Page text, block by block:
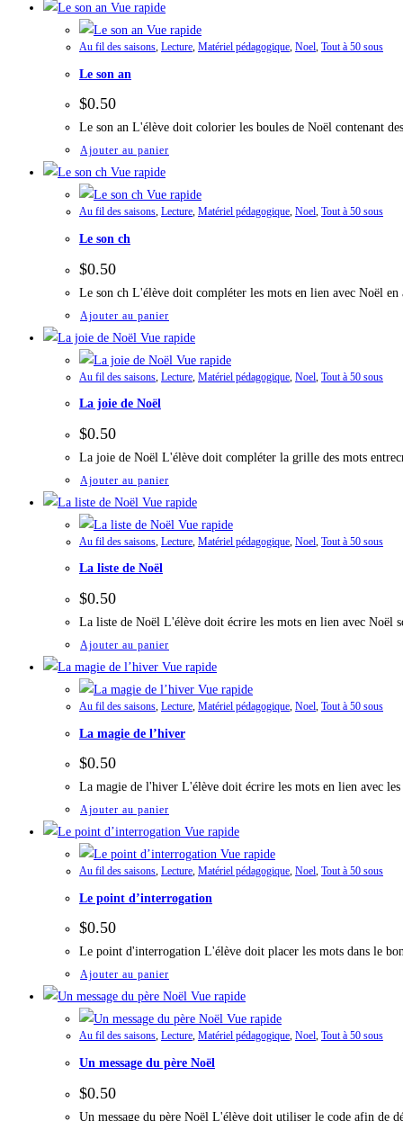
Vue rapide
Vue rapide
Au fil des saisons, Lecture, Matériel pédagogique, Noel, Tout à 50 sous
Le son an
$0.50
Le son an L'élève doit colorier les boules de Noël contenant
Ajouter au panier
Vue rapide
Vue rapide
Au fil des saisons, Lecture, Matériel pédagogique, Noel, Tout à 50 sous
Le son ch
$0.50
Le son ch L'élève doit compléter les mots en lien avec Noël
Ajouter au panier
Vue rapide
Vue rapide
Au fil des saisons Lecture Matériel pédagogique Noel Tout à 50 sous
La joie de Noël
$0.50
La joie de Noël L'élève doit compléter la grille des mots
Ajouter au panier
Vue rapide
Vue rapide
Au fil des saisons Lecture Matériel pédagogique Noel Tout à 50 sous
La liste de Noël
$0.50
La liste de Noël L'élève doit écrire les mots en lien avec Noël
Ajouter au panier
Vue rapide
Vue rapide
Au fil des saisons, Lecture, Matériel pédagogique, Noel, Tout à 50 sous
La magie de l’hiver
$0.50
La magie de l'hiver L'élève doit écrire les mots en lien avec
Ajouter au panier
Vue rapide
Vue rapide
Au fil des saisons, Lecture, Matériel pédagogique, Noel, Tout à 50 sous
Le point d’interrogation
$0.50
Le point d'interrogation L'élève doit placer les mots dans le
Ajouter au panier
Vue rapide
Vue rapide
Au fil des saisons, Lecture, Matériel pédagogique, Noel, Tout à 50 sous
Un message du père Noël
$0.50
Un message du père Noël L'élève doit utiliser le code afin de